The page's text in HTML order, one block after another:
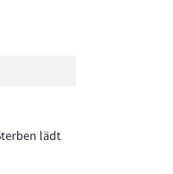
lädt